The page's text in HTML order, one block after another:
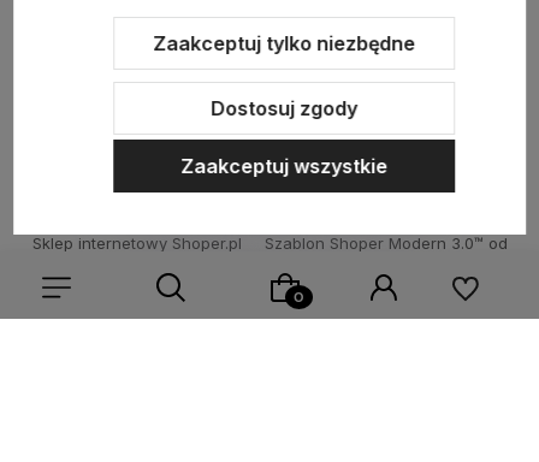
Sklep internetowy Shoper.pl Szablon Shoper Modern 3.0™ od
Zaakceptuj tylko niezbędne
Dostosuj zgody
Zaakceptuj wszystkie